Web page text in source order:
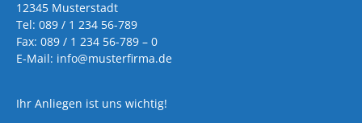
12345 Musterstadt
Tel: 089 / 1 234 56-789
Fax: 089 / 1 234 56-789 – 0
E-Mail: info@musterfirma.de
Ihr Anliegen ist uns wichtig!